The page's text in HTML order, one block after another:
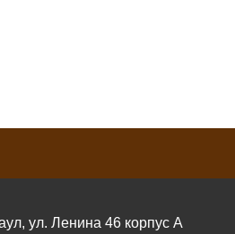
ул. Ленина 46 корпус А